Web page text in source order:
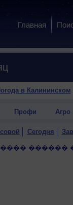
Главная
в Калининском
Профи Агро
Сегодня
������